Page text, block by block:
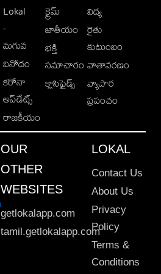
Lokal
-
మగువ
వినోదం
కరోనా
అప్‌డేట్స్
రాజకీయం
క్రైమ్
జాతీయం
భక్తి
సమాచారం
క్లాసిఫైడ్స్
విద్య
రైతు
కుటుంబం
వాతావరణం
వ్యాపార
ప్రపంచం
OUR
OTHER
WEBSITES
getlokalapp.com
tamil.getlokalapp.com
LOKAL
Contact Us
About Us
Privacy
Policy
Terms &
Conditions